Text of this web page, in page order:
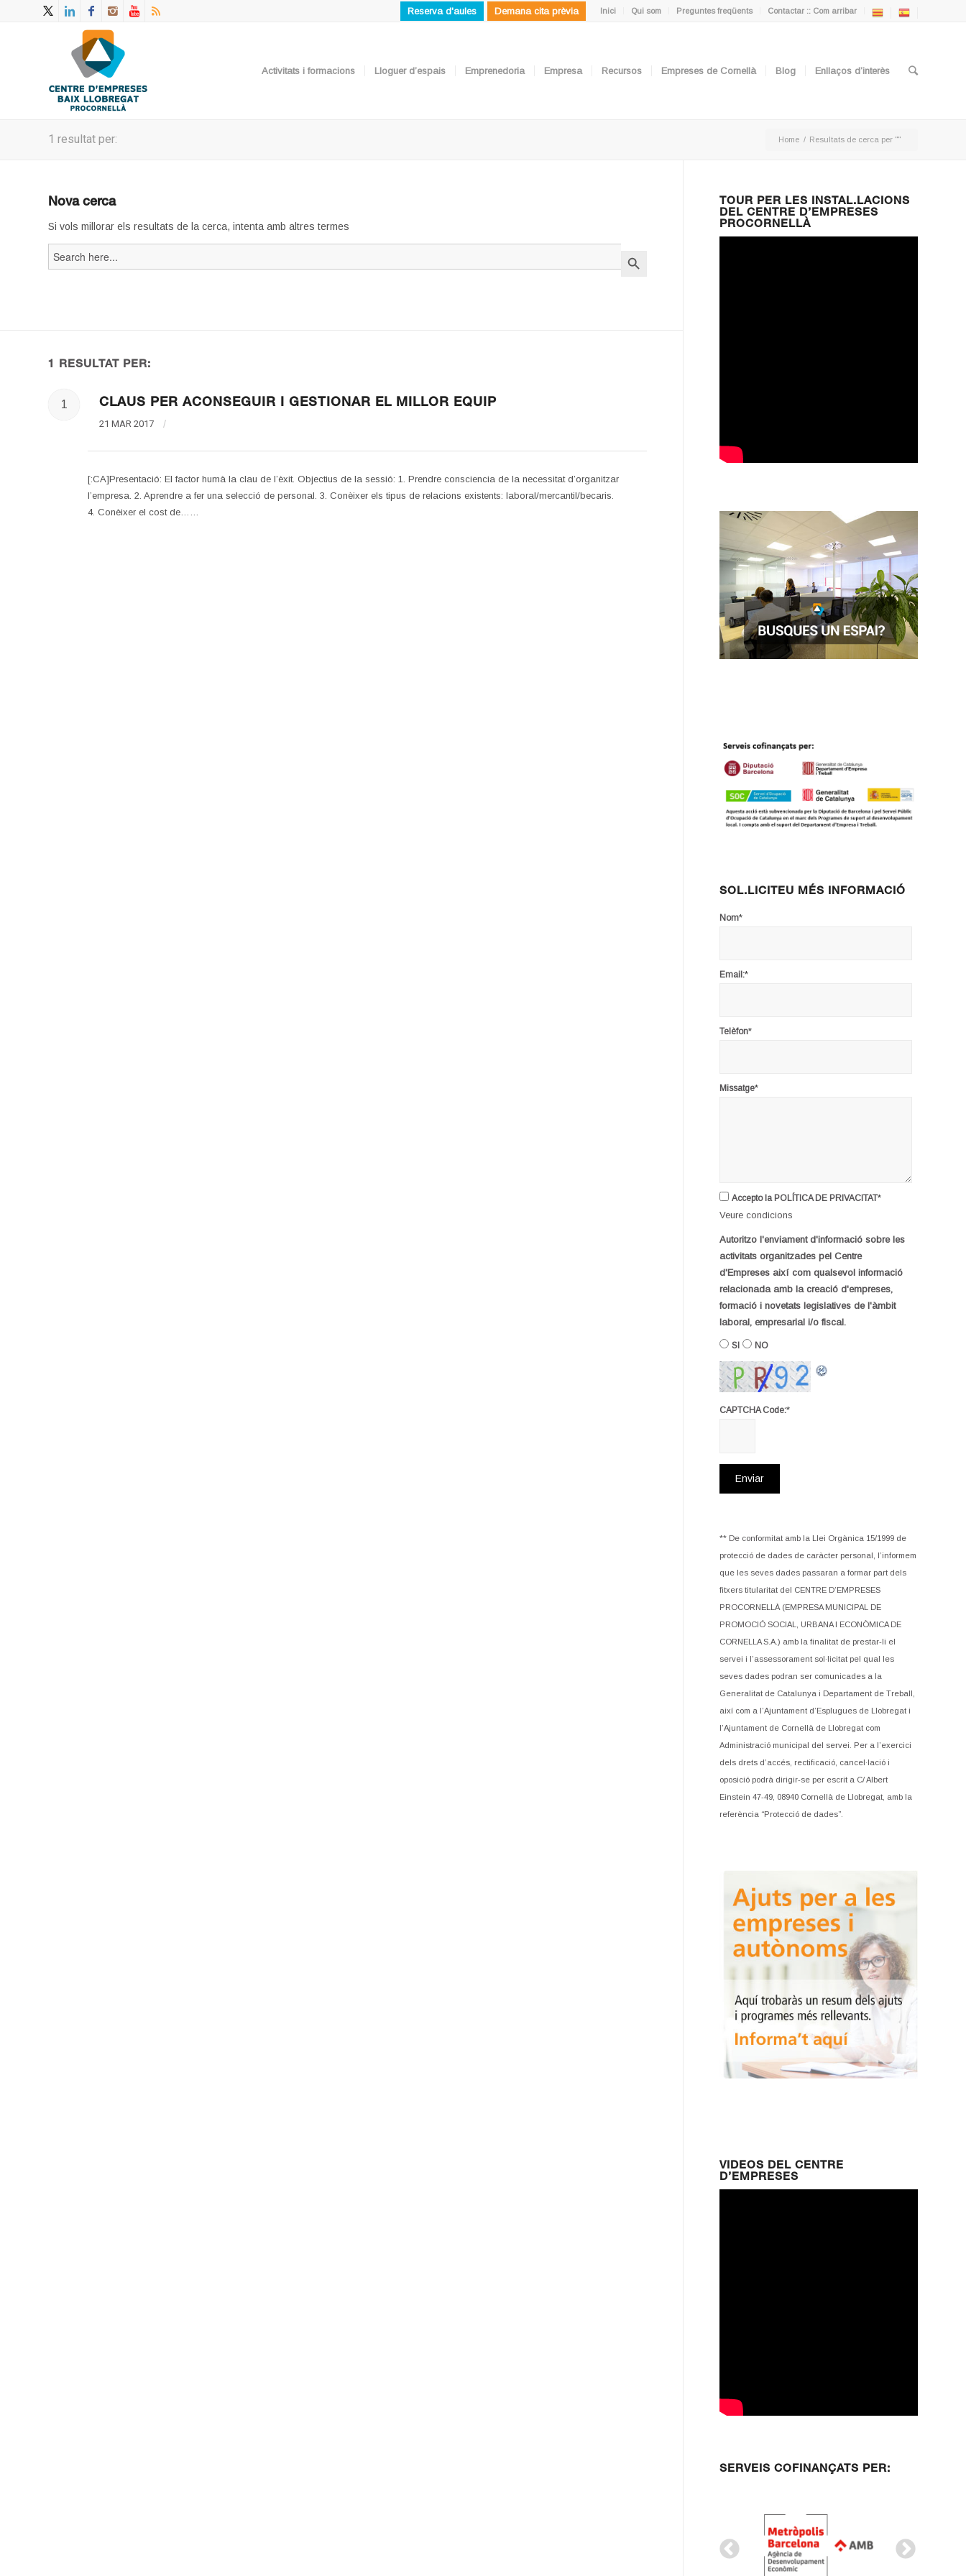
Inici Qui som Preguntes freqüents Contactar :: Com arribar
Reserva d'aules Demana cita prèvia
Activitats i formacions Lloguer d’espais Emprenedoria Empresa Recursos Empreses de Cornellà Blog Enllaços d’interès
1 resultat per: Home / Resultats de cerca per ""
Nova cerca
Si vols millorar els resultats de la cerca, intenta amb altres termes
Search
for:
1 RESULTAT PER:
1 CLAUS PER ACONSEGUIR I GESTIONAR EL MILLOR EQUIP
21 MAR 2017 /
[:CA]Presentació: El factor humà la clau de l’èxit. Objectius de la sessió: 1. Prendre consciencia de la necessitat d’organitzar
l’empresa. 2. Aprendre a fer una selecció de personal. 3. Conèixer els tipus de relacions existents: laboral/mercantil/becaris.
4. Conèixer el cost de……
TOUR PER LES INSTAL.LACIONS
DEL CENTRE D’EMPRESES
PROCORNELLÀ
SOL.LICITEU MÉS INFORMACIÓ
Nom*
Email:*
Telèfon*
Missatge*
Accepto la POLÍTICA DE PRIVACITAT*
Veure condicions
Autoritzo l'enviament d'informació sobre les
activitats organitzades pel Centre
d'Empreses així com qualsevol informació
relacionada amb la creació d'empreses,
formació i novetats legislatives de l'àmbit
laboral, empresarial i/o fiscal.
SI NO
CAPTCHA Code:*
** De conformitat amb la Llei Orgànica 15/1999 de
protecció de dades de caràcter personal, l’informem
que les seves dades passaran a formar part dels
fitxers titularitat del CENTRE D’EMPRESES
PROCORNELLÀ (EMPRESA MUNICIPAL DE
PROMOCIÓ SOCIAL, URBANA I ECONÒMICA DE
CORNELLA S.A.) amb la finalitat de prestar-li el
servei i l’assessorament sol·licitat pel qual les
seves dades podran ser comunicades a la
Generalitat de Catalunya i Departament de Treball,
així com a l’Ajuntament d’Esplugues de Llobregat i
l’Ajuntament de Cornellà de Llobregat com
Administració municipal del servei. Per a l’exercici
dels drets d’accés, rectificació, cancel·lació i
oposició podrà dirigir-se per escrit a C/ Albert
Einstein 47-49, 08940 Cornellà de Llobregat, amb la
referència “Protecció de dades”.
VIDEOS DEL CENTRE
D’EMPRESES
SERVEIS COFINANÇATS PER: